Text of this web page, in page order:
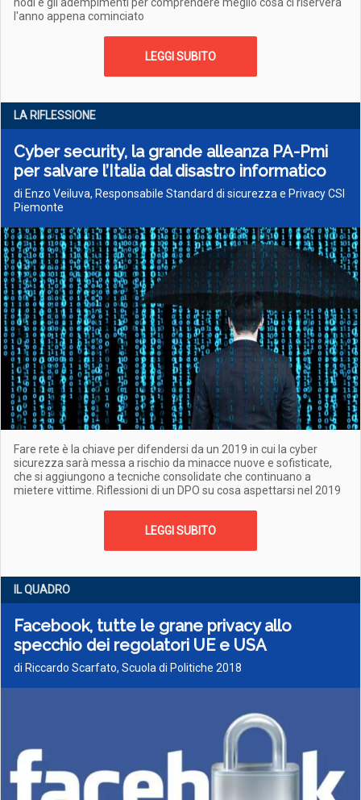
l'anno appena cominciato
LEGGI SUBITO
LA RIFLESSIONE
Cyber security, la grande alleanza PA-Pmi
per salvare l’Italia dal disastro informatico
di Enzo Veiluva, Responsabile Standard di sicurezza e Privacy CSI
Piemonte
Fare rete è la chiave per difendersi da un 2019 in cui la cyber
sicurezza sarà messa a rischio da minacce nuove e sofisticate,
che si aggiungono a tecniche consolidate che continuano a
mietere vittime. Riflessioni di un DPO su cosa aspettarsi nel 2019
LEGGI SUBITO
IL QUADRO
Facebook, tutte le grane privacy allo
specchio dei regolatori UE e USA
di Riccardo Scarfato, Scuola di Politiche 2018